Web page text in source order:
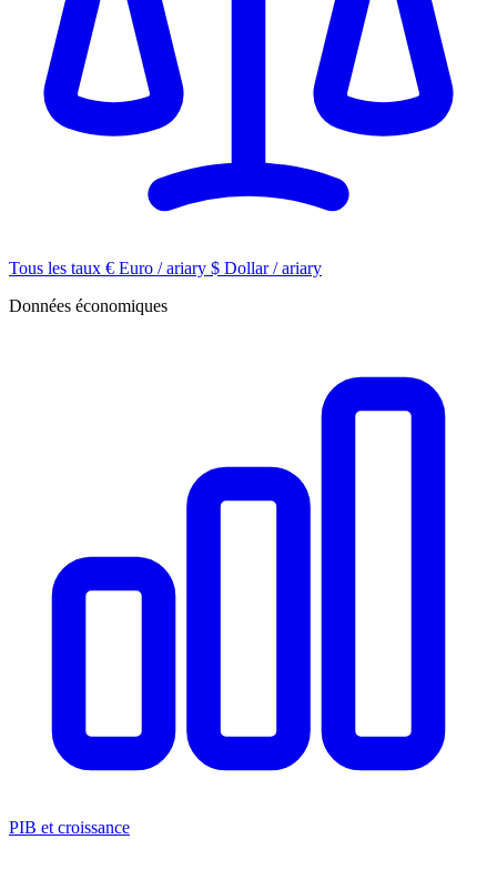
Tous les taux € Euro / ariary $ Dollar / ariary
Données économiques
PIB et croissance